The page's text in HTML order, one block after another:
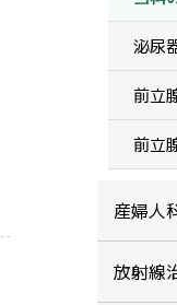
泌尿
前立
前立
産婦人
放射線